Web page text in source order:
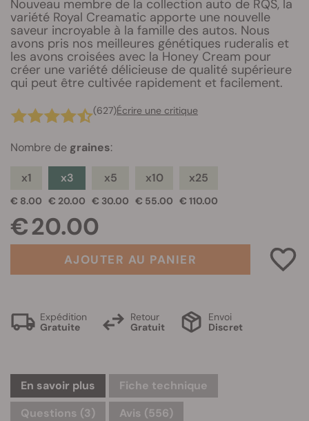
Nouveau membre de la collection auto de RQS, la
variété Royal Creamatic apporte une nouvelle
saveur incroyable à la famille des autos. Nous
avons pris nos meilleures génétiques ruderalis et
les avons croisées avec la Honey Cream pour
créer une variété délicieuse de qualité supérieure
qui peut être cultivée rapidement et facilement.
(627)Écrire une critique
Nombre de graines:
x1
€ 8.00
x3
€ 20.00
x5
€ 30.00
x10
€ 55.00
x25
€ 110.00
€ 20.00
AJOUTER AU PANIER
Expédition
Gratuite
Retour
Gratuit
Envoi
Discret
En savoir plus
Fiche technique
Questions (3)
Avis (556)